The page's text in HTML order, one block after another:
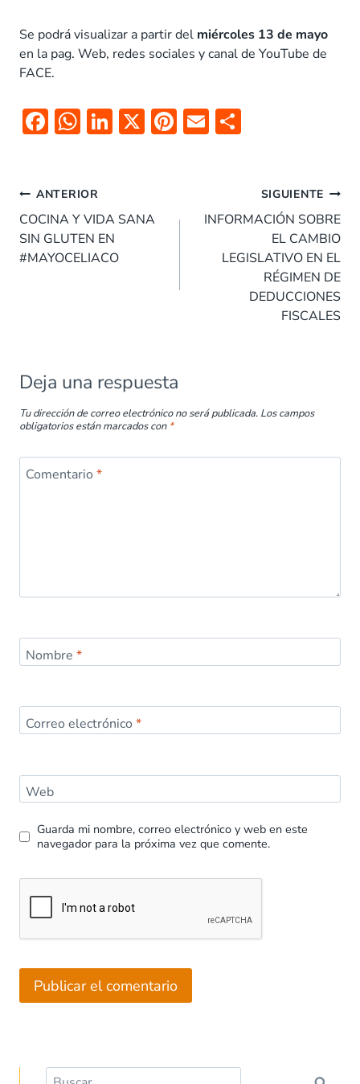
Se podrá visualizar a partir del miércoles 13 de mayo
en la pag. Web, redes sociales y canal de YouTube de
FACE.
F
b
o
o
W
s
A
p
Li
dI
n
X Pi
t
E
ar
tir
Navegación
de
entradas
ANTERIOR
COCINA Y VIDA SANA
SIN GLUTEN EN
#MAYOCELIACO
SIGUIENTE
INFORMACIÓN SOBRE
EL CAMBIO
LEGISLATIVO EN EL
RÉGIMEN DE
DEDUCCIONES
FISCALES
Deja una respuesta
Tu dirección de correo electrónico no será publicada. Los campos
obligatorios están marcados con *
Comentario *
Nombre *
Correo electrónico *
Web
Guarda mi nombre, correo electrónico y web en este
navegador para la próxima vez que comente.
Buscar: